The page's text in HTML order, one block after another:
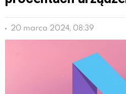
20 marca 2024, 08:39